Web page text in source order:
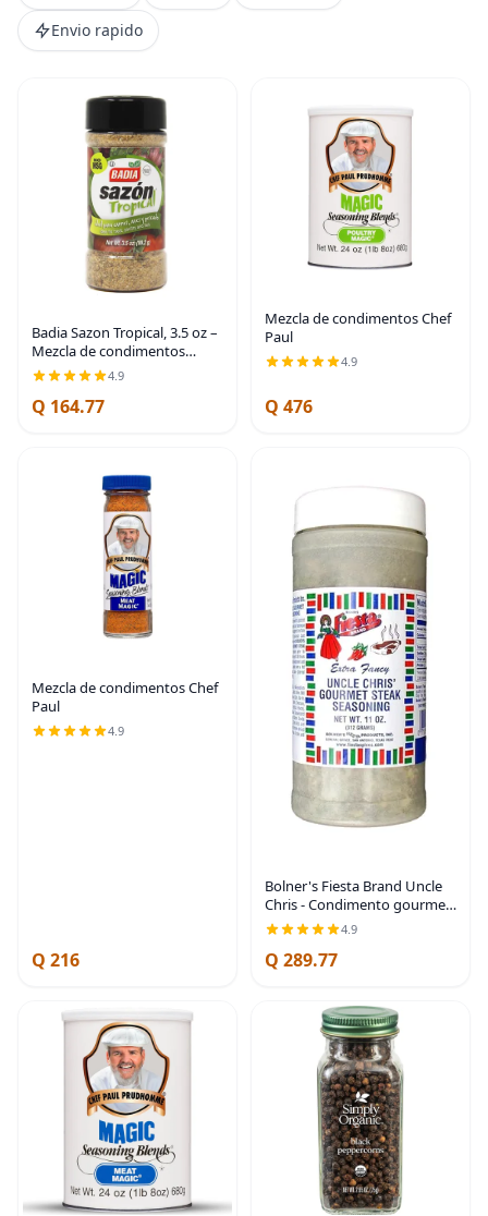
Envio rapido
Badia Sazon Tropical, 3.5 oz –
Mezcla de condimentos
multiusos para platos latinos
sabrosos
4.9
Q 164.77
Mezcla de condimentos Chef
Paul
4.9
Q 476
Mezcla de condimentos Chef
Paul
4.9
Q 216
Bolner's Fiesta Brand Uncle
Chris - Condimento gourmet
para carne, 11 onzas
4.9
Q 289.77